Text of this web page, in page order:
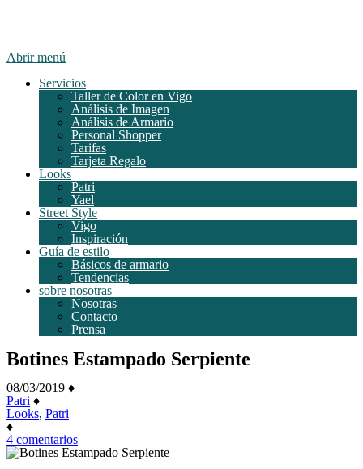
Abrir menú
Servicios
Taller de Color en Vigo
Análisis de Imagen
Análisis de Armario
Personal Shopper
Tarifas
Tarjeta Regalo
Looks
Patri
Yael
Street Style
Vigo
Inspiración
Guía de estilo
Básicos de armario
Tendencias
sobre nosotras
Nosotras
Contacto
Prensa
Botines Estampado Serpiente
08/03/2019 ♦
Patri ♦
Looks, Patri
♦
4 comentariosen
Botines